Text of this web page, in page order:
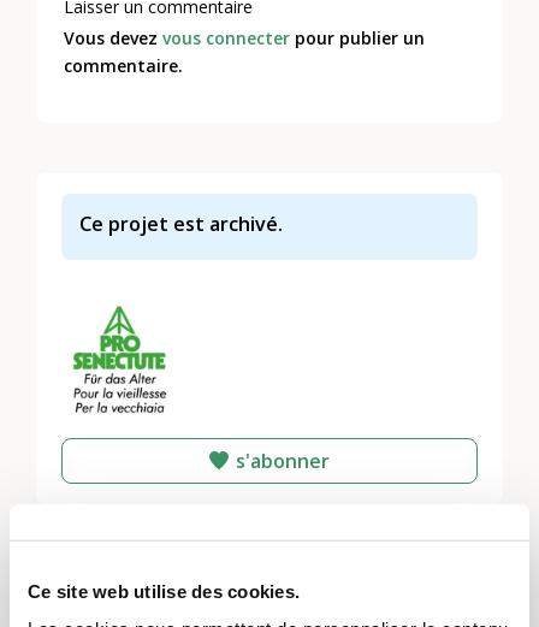
Ce site web utilise des cookies.
Ce projet est archivé.
s'abonner
Laisser un commentaire
Vous devezvous connecter pour publier un
commentaire.